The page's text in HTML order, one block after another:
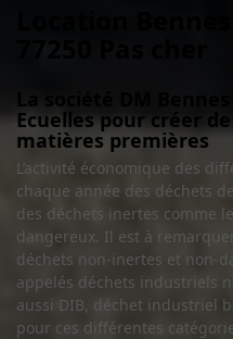
Ecuelles pour créer
matières premières
L’activité économique des
chaque année des déchets
des déchets inertes comme
dangereux. Il est à
déchets non-inertes et non-
appelés déchets industriels
aussi DIB, déchet industriel
pour ces différentes